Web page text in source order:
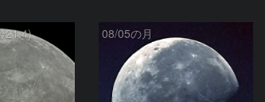
21.4) 08/05の月